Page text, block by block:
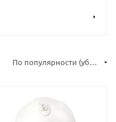
По популярности (убывание)